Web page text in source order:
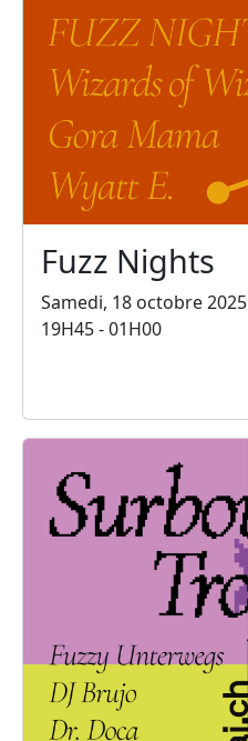
Fuzz Nights
Samedi, 18 octobre 2025
19H45 - 01H00